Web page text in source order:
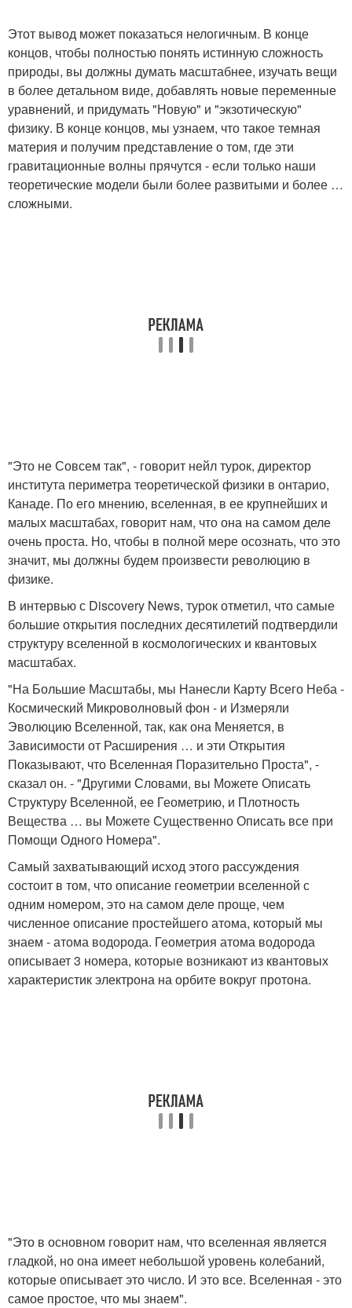
Этот вывод может показаться нелогичным. В конце
концов, чтобы полностью понять истинную сложность
природы, вы должны думать масштабнее, изучать вещи
в более детальном виде, добавлять новые переменные
уравнений, и придумать "Новую" и "экзотическую"
физику. В конце концов, мы узнаем, что такое темная
материя и получим представление о том, где эти
гравитационные волны прячутся - если только наши
теоретические модели были более развитыми и более …
сложными.
"Это не Совсем так", - говорит нейл турок, директор
института периметра теоретической физики в онтарио,
Канаде. По его мнению, вселенная, в ее крупнейших и
малых масштабах, говорит нам, что она на самом деле
очень проста. Но, чтобы в полной мере осознать, что это
значит, мы должны будем произвести революцию в
физике.
В интервью с Discovery News, турок отметил, что самые
большие открытия последних десятилетий подтвердили
структуру вселенной в космологических и квантовых
масштабах.
"На Большие Масштабы, мы Нанесли Карту Всего Неба -
Космический Микроволновый фон - и Измеряли
Эволюцию Вселенной, так, как она Меняется, в
Зависимости от Расширения … и эти Открытия
Показывают, что Вселенная Поразительно Проста", -
сказал он. - "Другими Словами, вы Можете Описать
Структуру Вселенной, ее Геометрию, и Плотность
Вещества … вы Можете Существенно Описать все при
Помощи Одного Номера".
Самый захватывающий исход этого рассуждения
состоит в том, что описание геометрии вселенной с
одним номером, это на самом деле проще, чем
численное описание простейшего атома, который мы
знаем - атома водорода. Геометрия атома водорода
описывает 3 номера, которые возникают из квантовых
характеристик электрона на орбите вокруг протона.
"Это в основном говорит нам, что вселенная является
гладкой, но она имеет небольшой уровень колебаний,
которые описывает это число. И это все. Вселенная - это
самое простое, что мы знаем".